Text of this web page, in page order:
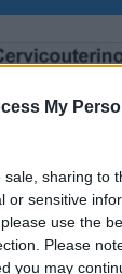
My
sharing to
or sensitive
use the
Please
you may